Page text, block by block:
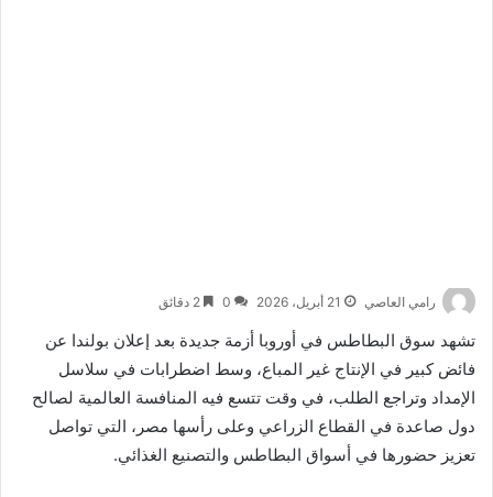
رامي العاصي 21 أبريل، 2026 0
تشهد سوق البطاطس في أوروبا أزمة جديدة بعد إعلان بولندا عن
فائض كبير في الإنتاج غير المباع، وسط اضطرابات في سلاسل
الإمداد وتراجع الطلب، في وقت تتسع فيه المنافسة العالمية لصالح
دول صاعدة في القطاع الزراعي وعلى رأسها مصر ، التي تواصل
تعزيز حضورها في أسواق البطاطس والتصنيع الغذائي.